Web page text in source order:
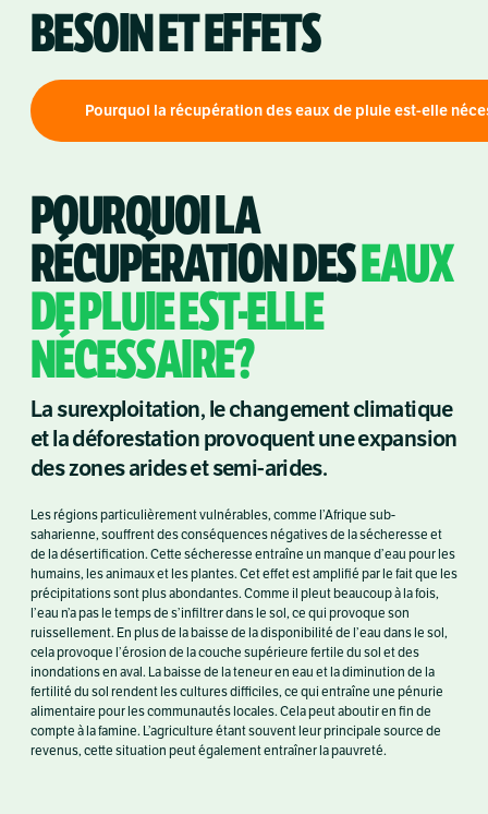
BESOIN ET EFFETS
Pourquoi la récupération des eaux de pluie est-elle
POURQUOI LA
RÉCUPÉRATION DESEAUX
DE PLUIE EST-ELLE
NÉCESSAIRE?
La surexploitation, le changement climatique
et la déforestation provoquent une expansion
des zones arides et semi-arides.
Les régions particulièrement vulnérables, comme l’Afrique sub-
saharienne, souffrent des conséquences négatives de la sécheresse et
de la désertification. Cette sécheresse entraîne un manque d’eau pour les
humains, les animaux et les plantes. Cet effet est amplifié par le fait que les
précipitations sont plus abondantes. Comme il pleut beaucoup à la fois,
l’eau n’a pas le temps de s’infiltrer dans le sol, ce qui provoque son
ruissellement. En plus de la baisse de la disponibilité de l’eau dans le sol,
cela provoque l’érosion de la couche supérieure fertile du sol et des
inondations en aval. La baisse de la teneur en eau et la diminution de la
fertilité du sol rendent les cultures difficiles, ce qui entraîne une pénurie
alimentaire pour les communautés locales. Cela peut aboutir en fin de
compte à la famine. L’agriculture étant souvent leur principale source de
revenus, cette situation peut également entraîner la pauvreté.